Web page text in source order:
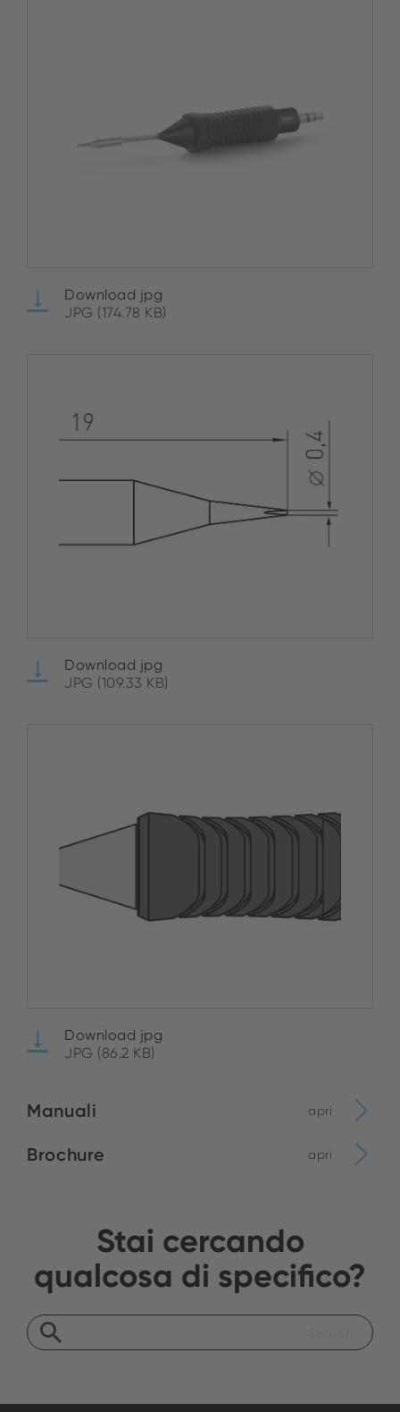
Download jpg
JPG (174.78 KB)
Download jpg
JPG (109.33 KB)
Download jpg
JPG (86.2 KB)
Manuali apri
Brochure apri
Stai cercando
qualcosa di specifico?